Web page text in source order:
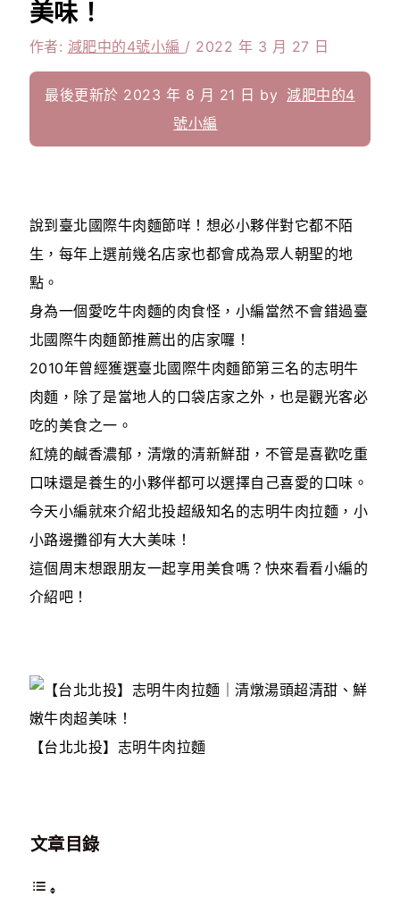
美味！
作者: 減肥中的4號小編 / 2022 年 3 月 27 日
最後更新於 2023 年 8 月 21 日 by 減肥中的4
號小編
說到臺北國際牛肉麵節咩！想必小夥伴對它都不陌
生，每年上選前幾名店家也都會成為眾人朝聖的地
點。
身為一個愛吃牛肉麵的肉食怪，小編當然不會錯過臺
北國際牛肉麵節推薦出的店家囉！
2010年曾經獲選臺北國際牛肉麵節第三名的志明牛
肉麵，除了是當地人的口袋店家之外，也是觀光客必
吃的美食之一。
紅燒的鹹香濃郁，清燉的清新鮮甜，不管是喜歡吃重
口味還是養生的小夥伴都可以選擇自己喜愛的口味。
今天小編就來介紹北投超級知名的志明牛肉拉麵，小
小路邊攤卻有大大美味！
這個周末想跟朋友一起享用美食嗎？快來看看小編的
介紹吧！
【台北北投】志明牛肉拉麵
文章目錄